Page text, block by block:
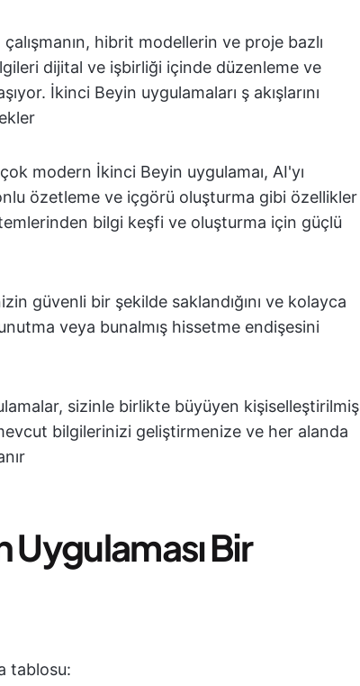
hibrit modellerin ve proje bazlı
dijital ve işbirliği içinde düzenleme ve
İkinci Beyin uygulamaları ş akışlarını
modern İkinci Beyin uygulamaı, AI'yı
özetleme ve içgörü oluşturma gibi özellikler
bilgi keşfi ve oluşturma için güçlü
güvenli bir şekilde saklandığını ve kolayca
veya bunalmış hissetme endişesini
sizinle birlikte büyüyen kişiselleştirilmiş
bilgilerinizi geliştirmenize ve her alanda
Uygulaması Bir
tablosu: